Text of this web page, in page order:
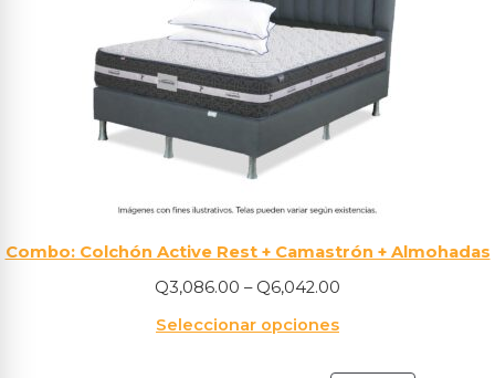
Combo: Colchón Active Rest + Camastrón + Almohadas
Q3,086.00 – Q6,042.00
Seleccionar opciones